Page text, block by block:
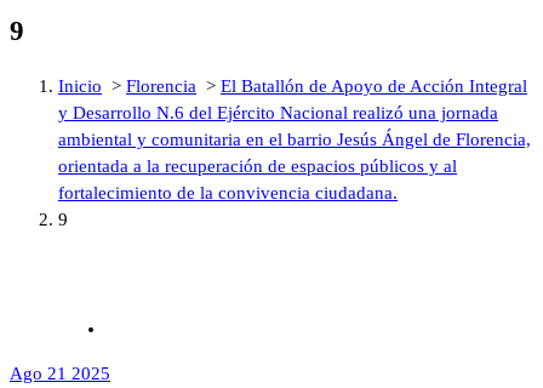
9
Inicio > Florencia > El Batallón de Apoyo de Acción Integral
y Desarrollo N.6 del Ejército Nacional realizó una jornada
ambiental y comunitaria en el barrio Jesús Ángel de Florencia,
orientada a la recuperación de espacios públicos y al
fortalecimiento de la convivencia ciudadana.
9
Ago 21 2025